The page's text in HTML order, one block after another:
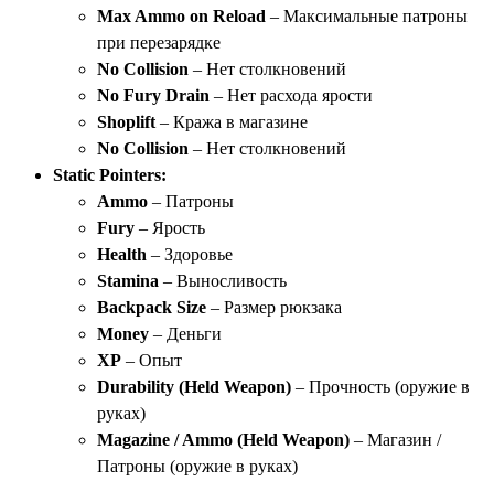
Max Ammo on Reload – Максимальные патроны
при перезарядке
No Collision – Нет столкновений
No Fury Drain – Нет расхода ярости
Shoplift – Кража в магазине
No Collision – Нет столкновений
Static Pointers:
Ammo – Патроны
Fury – Ярость
Health – Здоровье
Stamina – Выносливость
Backpack Size – Размер рюкзака
Money – Деньги
XP – Опыт
Durability (Held Weapon) – Прочность (оружие в
руках)
Magazine / Ammo (Held Weapon) – Магазин /
Патроны (оружие в руках)